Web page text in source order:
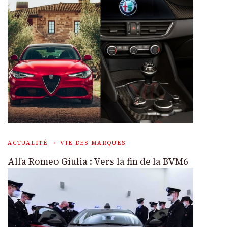
ACTUALITÉ VIE DES MARQUES
Alfa Romeo Giulia : Vers la fin de la BVM6